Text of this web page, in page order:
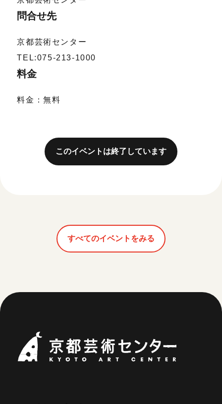
問合せ先
京都芸術センター
TEL:075-213-1000
料金
料金：無料
このイベントは終了しています
すべてのイベントをみる